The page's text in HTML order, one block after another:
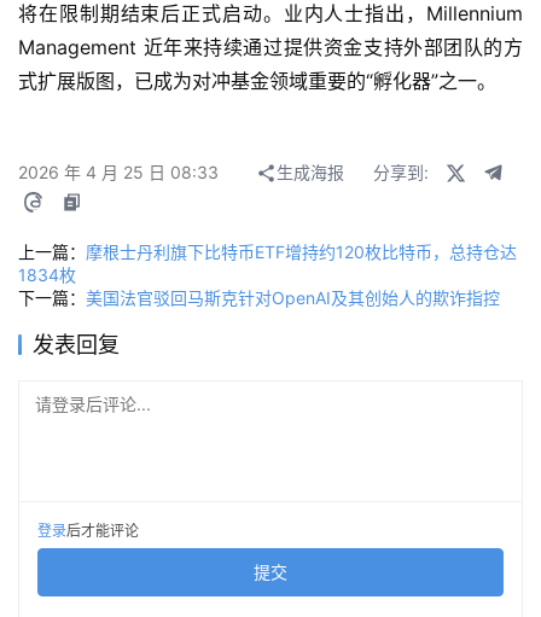
将在限制期结束后正式启动。业内人士指出，Millennium
Management 近年来持续通过提供资金支持外部团队的方
式扩展版图，已成为对冲基金领域重要的“孵化器”之一。
2026 年 4 月 25 日 08:33 生成海报 分享到:
上一篇： 摩根士丹利旗下比特币ETF增持约120枚比特币，总持仓达
1834枚
下一篇： 美国法官驳回马斯克针对OpenAI及其创始人的欺诈指控
发表回复
请登录后评论...
登录后才能评论
提交